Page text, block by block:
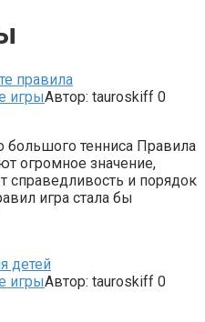
правила
игрыАвтор: tauroskiff 0
большого тенниса Правила
огромное значение,
справедливость и порядок
игра стала бы
детей
игрыАвтор: tauroskiff 0